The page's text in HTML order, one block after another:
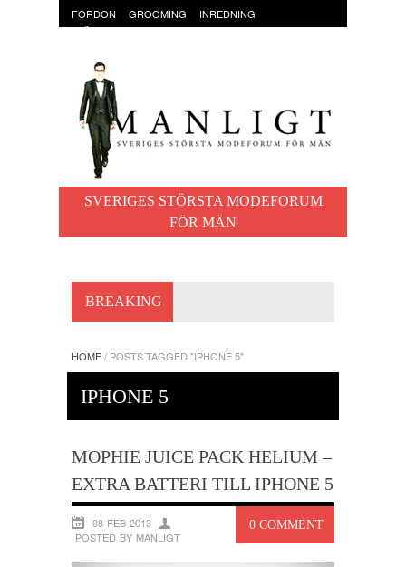
FORDON GROOMING
INREDNING
KLÄDER & ACCESSOARER
MAT OCH DRYCK
SVERIGES STÖRSTA MODEFORUM
FÖR MÄN
BREAKING
HOME/ POSTS TAGGED "IPHONE 5"
IPHONE 5
MOPHIE JUICE PACK HELIUM –
EXTRA BATTERI TILL IPHONE 5
0 COMMENT
08 FEB 2013
POSTED BY MANLIGT